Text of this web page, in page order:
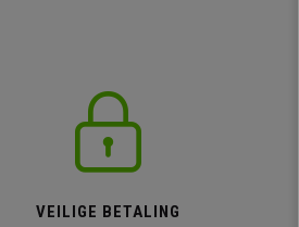
VEILIGE BETALING